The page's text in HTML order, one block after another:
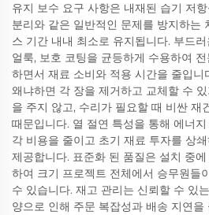
유지 보수 요구 사항은 내재된 습기 저
분리와 같은 일반적인 문제를 방지하는
스 기간 내내 최소로 유지됩니다. 부드
얼룩, 보호 코팅을 균등하게 수용하여
하면서 재료 소비와 적용 시간을 줄입니
왜냐하면 각 장을 제거하고 교체할 수
을 주지 않고, 수리가 필요할 때 비싼 재
때문입니다. 열 절연 특성을 통해 에너
각 비용을 줄이고 초기 재료 투자를 상
제공합니다. 표준화 된 품질은 설치 중
하여 크기 프로젝트 전체에서 승무원들
수 있습니다. 재고 관리는 신뢰할 수 있
양으로 인해 주문 복잡성과 배송 지연